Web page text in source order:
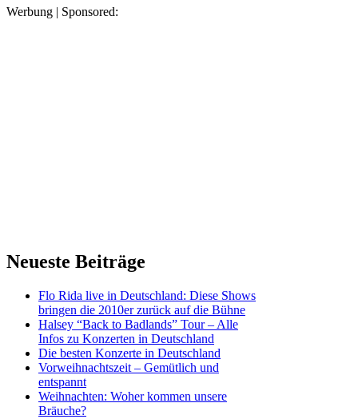
Werbung | Sponsored:
Neueste Beiträge
Flo Rida live in Deutschland: Diese Shows
bringen die 2010er zurück auf die Bühne
Halsey “Back to Badlands” Tour – Alle
Infos zu Konzerten in Deutschland
Die besten Konzerte in Deutschland
Vorweihnachtszeit – Gemütlich und
entspannt
Weihnachten: Woher kommen unsere
Bräuche?